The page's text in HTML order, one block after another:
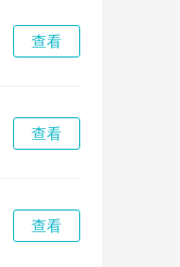
查看
查看
查看